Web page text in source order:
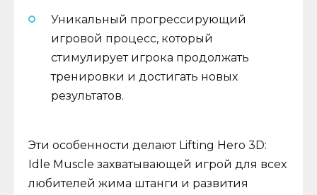
Уникальный прогрессирующий
игровой процесс, который
стимулирует игрока продолжать
тренировки и достигать новых
результатов.
Эти особенности делают Lifting Hero 3D:
Idle Muscle захватывающей игрой для всех
любителей жима штанги и развития